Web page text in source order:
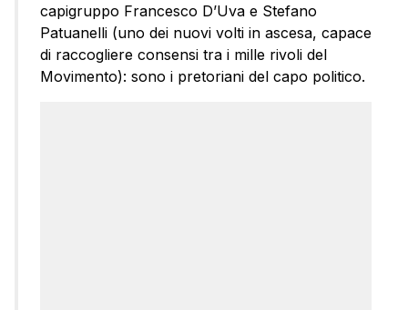
capigruppo Francesco D’Uva e Stefano
Patuanelli (uno dei nuovi volti in ascesa, capace
di raccogliere consensi tra i mille rivoli del
Movimento): sono i pretoriani del capo politico.